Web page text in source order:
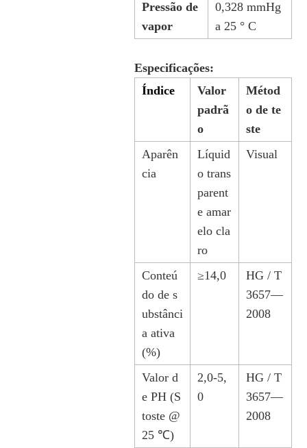
Pressão de
vapor
0,328 mmHg
a 25 ° C
Especificações:
Índice
Valor
padrã
o
Métod
o de te
ste
Aparên
cia
Líquid
o trans
parent
e amar
elo cla
ro
Visual
Conteú
do de s
ubstânci
a ativa
(%)
≥14,0
HG / T
3657—
2008
Valor d
e PH (S
toste @
25 ℃)
2,0-5,
0
HG / T
3657—
2008